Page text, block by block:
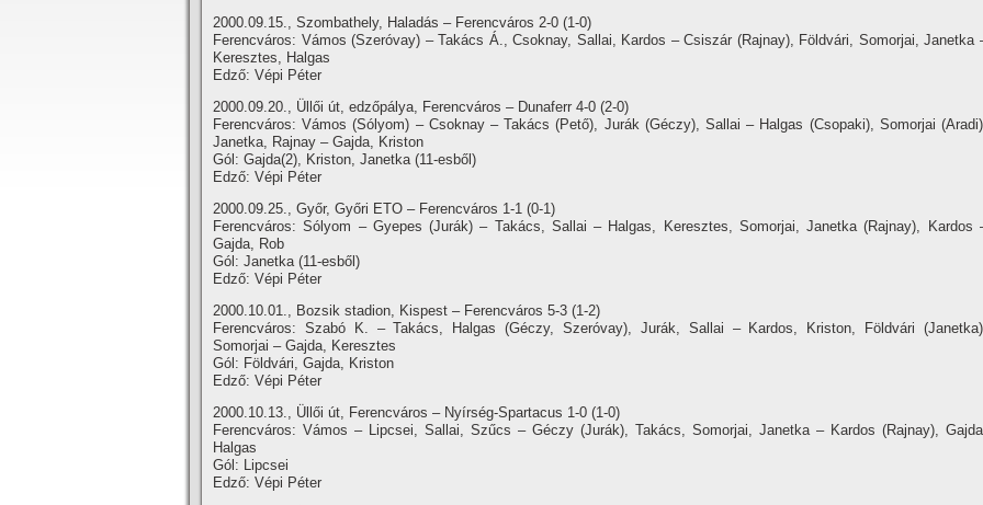
2000.09.15., Szombathely, Haladás – Ferencváros 2-0 (1-0)
Ferencváros: Vámos (Szeróvay) – Takács Á., Csoknay, Sallai, Kardos – Csiszár (Rajnay), Földvári, Somorjai, Janetka
Keresztes, Halgas
Edző: Vépi Péter
2000.09.20., Üllői út, edzőpálya, Ferencváros – Dunaferr 4-0 (2-0)
Ferencváros: Vámos (Sólyom) – Csoknay – Takács (Pető), Jurák (Géczy), Sallai – Halgas (Csopaki), Somorjai
Janetka, Rajnay – Gajda, Kriston
Gól: Gajda(2), Kriston, Janetka (11-esből)
Edző: Vépi Péter
2000.09.25., Győr, Győri ETO – Ferencváros 1-1 (0-1)
Ferencváros: Sólyom – Gyepes (Jurák) – Takács, Sallai – Halgas, Keresztes, Somorjai, Janetka (Rajnay), Kardos
Gajda, Rob
Gól: Janetka (11-esből)
Edző: Vépi Péter
2000.10.01., Bozsik stadion, Kispest – Ferencváros 5-3 (1-2)
Ferencváros: Szabó K. – Takács, Halgas (Géczy, Szeróvay), Jurák, Sallai – Kardos, Kriston, Földvári
Somorjai – Gajda, Keresztes
Gól: Földvári, Gajda, Kriston
Edző: Vépi Péter
2000.10.13., Üllői út, Ferencváros – Nyí­rség-Spartacus 1-0 (1-0)
Ferencváros: Vámos – Lipcsei, Sallai, Szűcs – Géczy (Jurák), Takács, Somorjai, Janetka – Kardos (Rajnay),
Halgas
Gól: Lipcsei
Edző: Vépi Péter